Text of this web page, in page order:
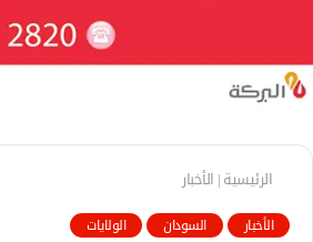
الرئيسية| الأخبار
الأخبار السودان الولايات